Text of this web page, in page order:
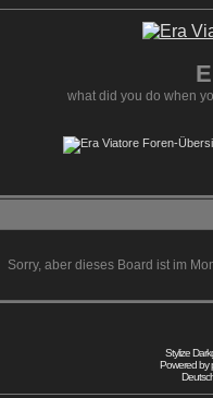
what did you do when
Sorry, aber dieses Board ist im
Stylize
Powered by